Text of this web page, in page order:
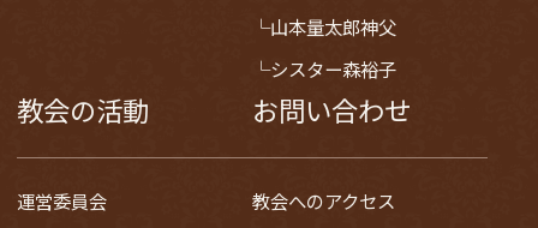
山本量太郎神父
シスター森裕子
教会の活動
運営委員会
お問い合わせ
教会へのアクセス